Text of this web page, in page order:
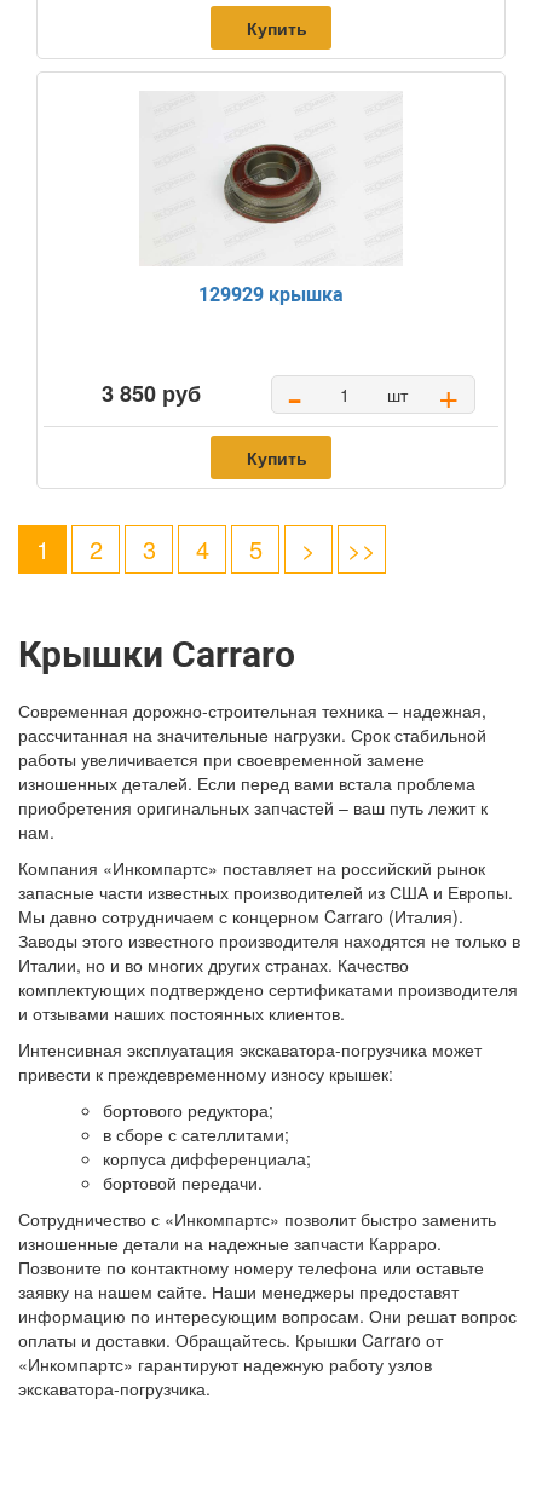
Купить
129929 крышка
3 850 руб - шт +
Купить
1 2 3 4 5 > >>
Крышки Carraro
Современная дорожно-строительная техника – надежная,
рассчитанная на значительные нагрузки. Срок стабильной
работы увеличивается при своевременной замене
изношенных деталей. Если перед вами встала проблема
приобретения оригинальных запчастей – ваш путь лежит к
нам.
Компания «Инкомпартс» поставляет на российский рынок
запасные части известных производителей из США и Европы.
Мы давно сотрудничаем с концерном Carraro (Италия).
Заводы этого известного производителя находятся не только в
Италии, но и во многих других странах. Качество
комплектующих подтверждено сертификатами производителя
и отзывами наших постоянных клиентов.
Интенсивная эксплуатация экскаватора-погрузчика может
привести к преждевременному износу крышек:
бортового редуктора;
в сборе с сателлитами;
корпуса дифференциала;
бортовой передачи.
Сотрудничество с «Инкомпартс» позволит быстро заменить
изношенные детали на надежные запчасти Карраро.
Позвоните по контактному номеру телефона или оставьте
заявку на нашем сайте. Наши менеджеры предоставят
информацию по интересующим вопросам. Они решат вопрос
оплаты и доставки. Обращайтесь. Крышки Carraro от
«Инкомпартс» гарантируют надежную работу узлов
экскаватора-погрузчика.